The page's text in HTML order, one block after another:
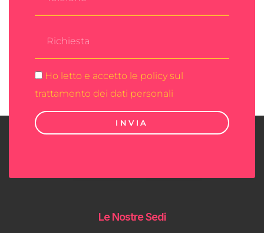
Ho letto e accetto le policy sul
trattamento dei dati personali
INVIA
Le Nostre Sedi